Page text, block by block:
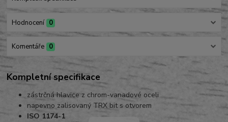
Hodnocení 0
Komentáře 0
Kompletní specifikace
zástrčná hlavice z chrom-vanadové oceli
napevno zalisovaný TRX bit s otvorem
ISO 1174-1